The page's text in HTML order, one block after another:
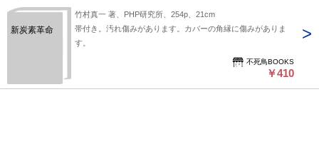
新炭素革命
竹村真一 著、PHP研究所、254p、21cm
帯付き。汚れ傷みがあります。カバーの角縁に傷みがありま
す。
不死鳥BOOKS
￥410